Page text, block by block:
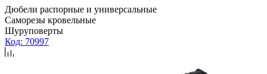
Дюбели распорные и универсальные
Саморезы кровельные
Шуруповерты
Код: 70997